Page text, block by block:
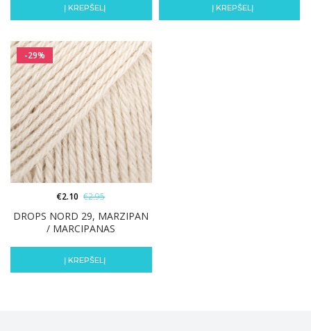
Į KREPŠELĮ Į KREPŠELĮ
-29%
DROPS NORD 29, MARZIPAN
/ MARCIPANAS
€2.10 €2.95
Į KREPŠELĮ